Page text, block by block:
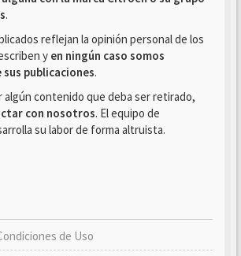
.
reflejan la opinión personal de los
y en ningún caso somos
publicaciones.
algún contenido que deba ser retirado,
con nosotros. El equipo de
su labor de forma altruista.
de Uso